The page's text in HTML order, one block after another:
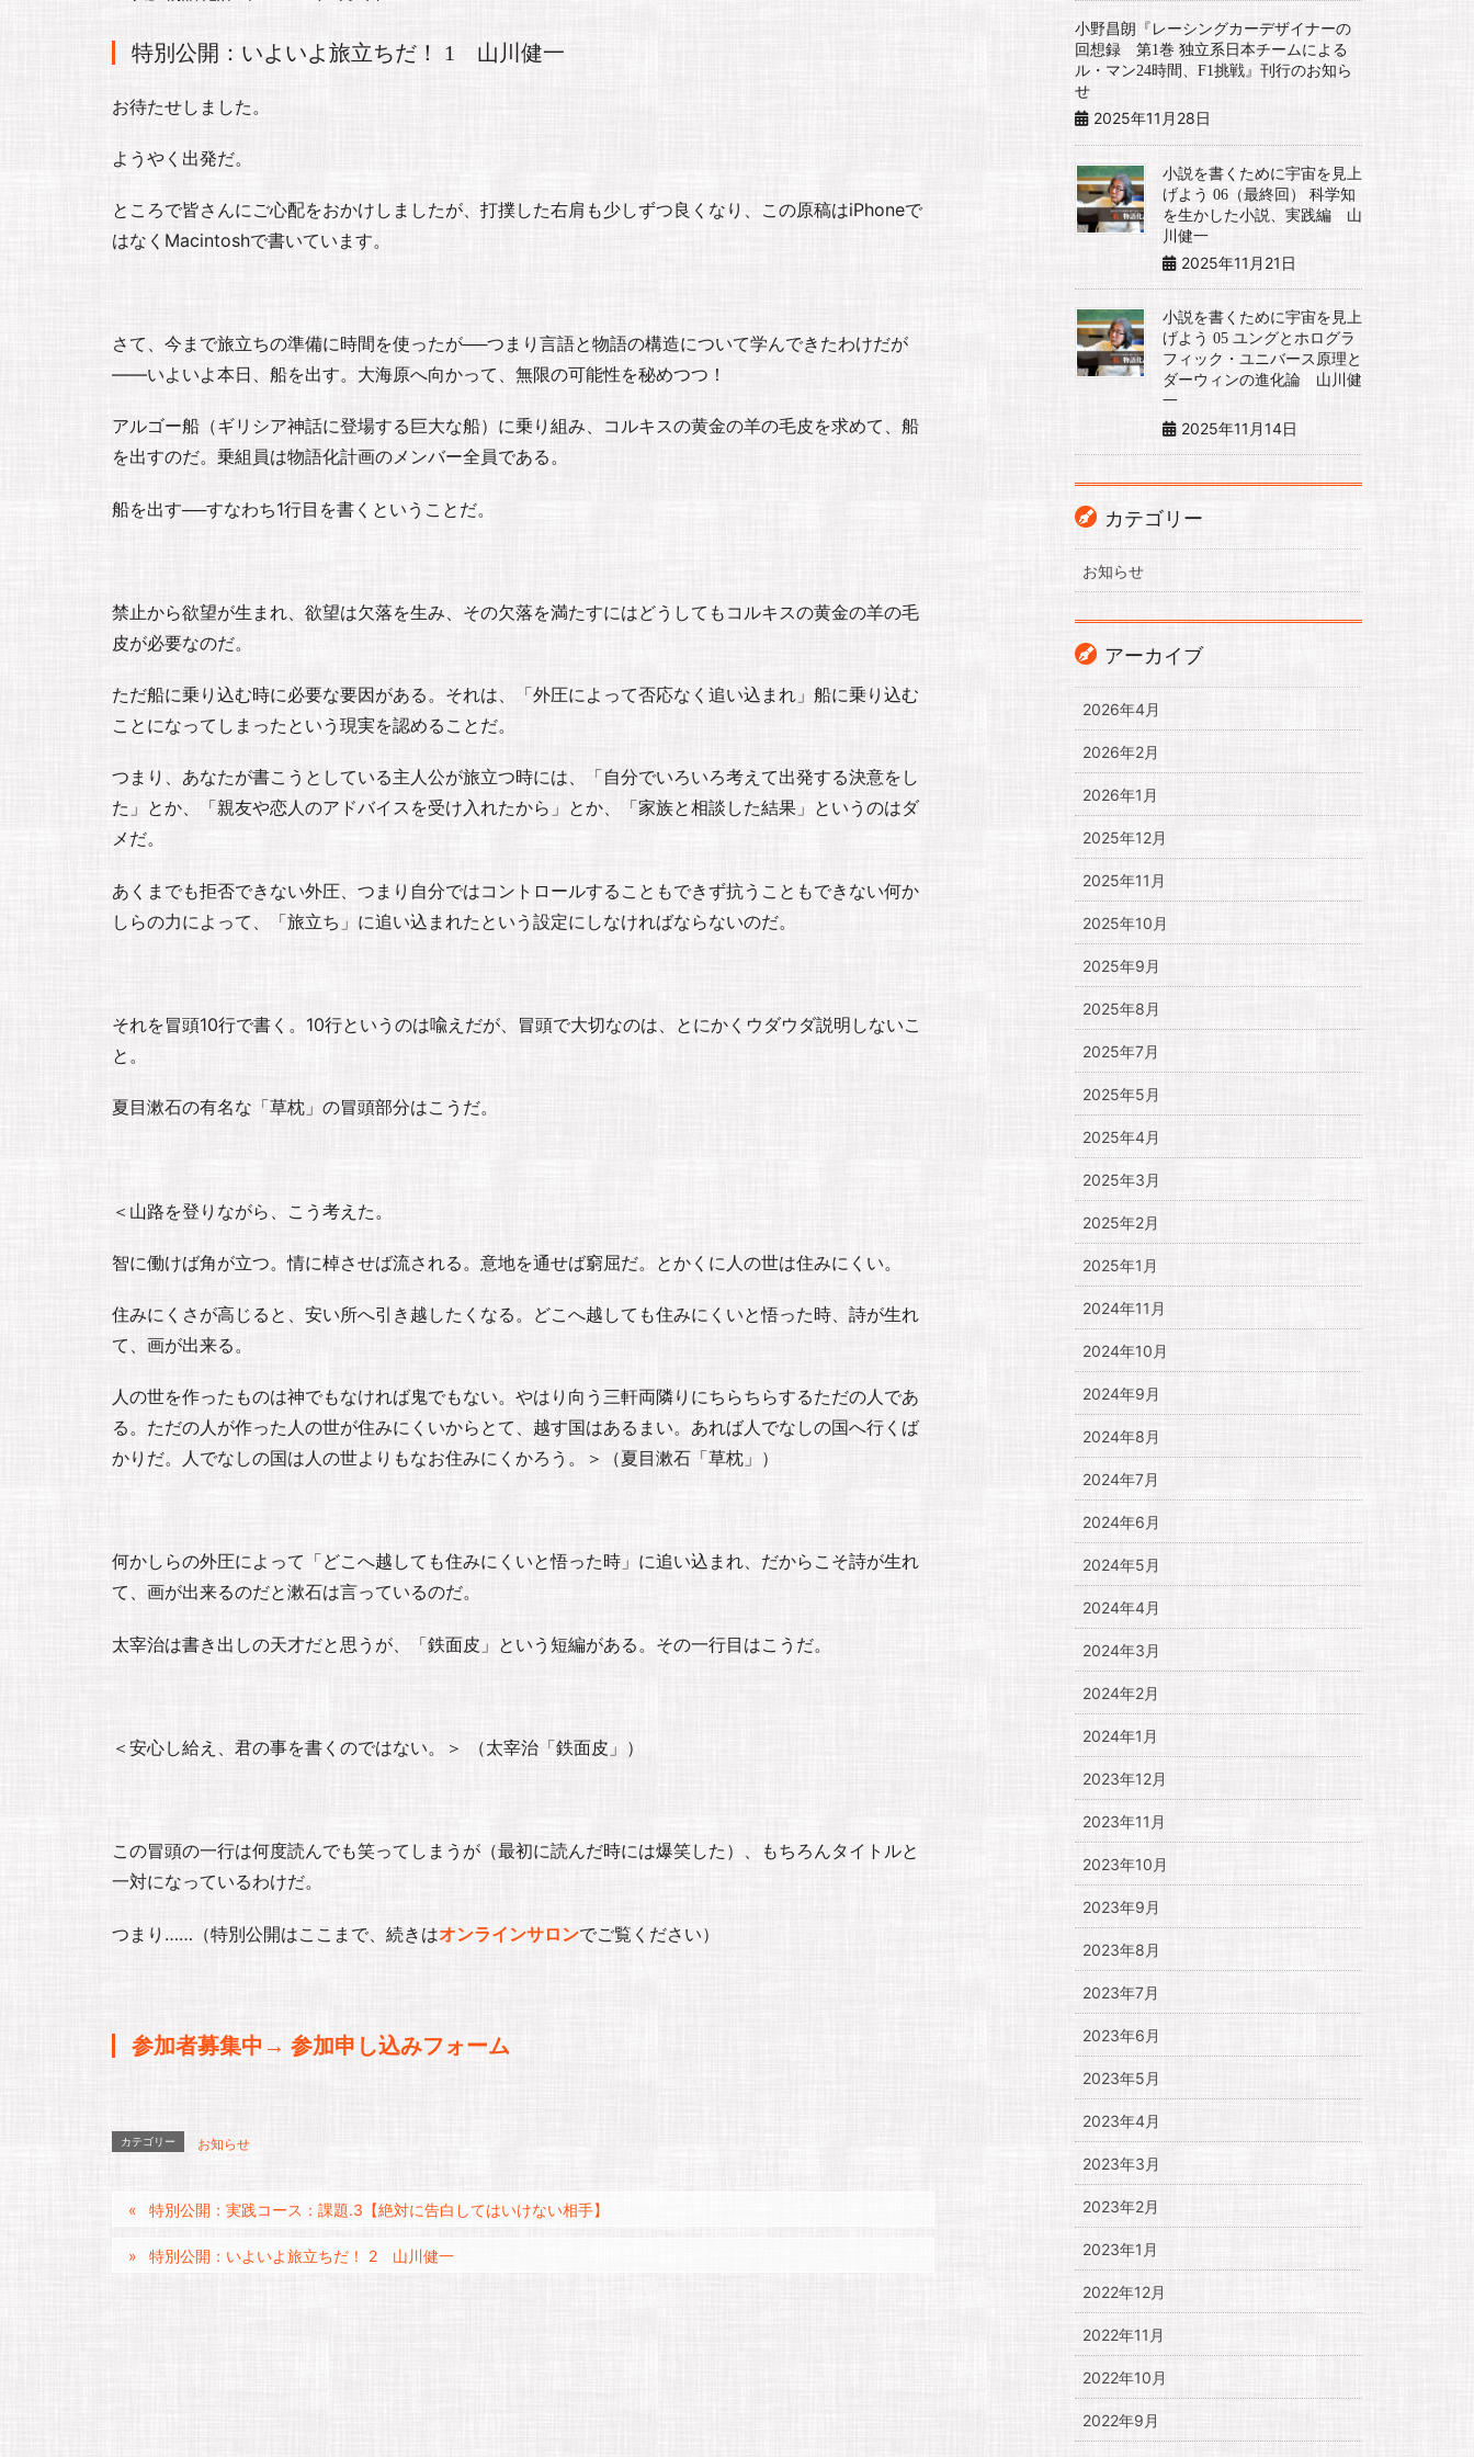
特別公開：いよいよ旅立ちだ！ 1 山川健一
お待たせしました。
ようやく出発だ。
ところで皆さんにご心配をおかけしましたが、打撲した右肩も少しずつ良くなり、この原稿はiPhoneで
はなくMacintoshで書いています。
さて、今まで旅立ちの準備に時間を使ったが──つまり言語と物語の構造について学んできたわけだが
――いよいよ本日、船を出す。大海原へ向かって、無限の可能性を秘めつつ！
アルゴー船（ギリシア神話に登場する巨大な船）に乗り組み、コルキスの黄金の羊の毛皮を求めて、船
を出すのだ。乗組員は物語化計画のメンバー全員である。
船を出す──すなわち1行目を書くということだ。
禁止から欲望が生まれ、欲望は欠落を生み、その欠落を満たすにはどうしてもコルキスの黄金の羊の毛
皮が必要なのだ。
ただ船に乗り込む時に必要な要因がある。それは、「外圧によって否応なく追い込まれ」船に乗り込む
ことになってしまったという現実を認めることだ。
つまり、あなたが書こうとしている主人公が旅立つ時には、「自分でいろいろ考えて出発する決意をし
た」とか、「親友や恋人のアドバイスを受け入れたから」とか、「家族と相談した結果」というのはダ
メだ。
あくまでも拒否できない外圧、つまり自分ではコントロールすることもできず抗うこともできない何か
しらの力によって、「旅立ち」に追い込まれたという設定にしなければならないのだ。
それを冒頭10行で書く。10行というのは喩えだが、冒頭で大切なのは、とにかくウダウダ説明しないこ
と。
夏目漱石の有名な「草枕」の冒頭部分はこうだ。
＜山路を登りながら、こう考えた。
智に働けば角が立つ。情に棹させば流される。意地を通せば窮屈だ。とかくに人の世は住みにくい。
住みにくさが高じると、安い所へ引き越したくなる。どこへ越しても住みにくいと悟った時、詩が生れ
て、画が出来る。
人の世を作ったものは神でもなければ鬼でもない。やはり向う三軒両隣りにちらちらするただの人であ
る。ただの人が作った人の世が住みにくいからとて、越す国はあるまい。あれば人でなしの国へ行くば
かりだ。人でなしの国は人の世よりもなお住みにくかろう。＞（夏目漱石「草枕」）
何かしらの外圧によって「どこへ越しても住みにくいと悟った時」に追い込まれ、だからこそ詩が生れ
て、画が出来るのだと漱石は言っているのだ。
太宰治は書き出しの天才だと思うが、「鉄面皮」という短編がある。その一行目はこうだ。
＜安心し給え、君の事を書くのではない。＞ （太宰治「鉄面皮」）
この冒頭の一行は何度読んでも笑ってしまうが（最初に読んだ時には爆笑した）、もちろんタイトルと
一対になっているわけだ。
つまり……（特別公開はここまで、続きはオンラインサロンでご覧ください）
参加者募集中→ 参加申し込みフォーム
カテゴリー お知らせ
特別公開：実践コース：課題.3【絶対に告白してはいけない相手】
特別公開：いよいよ旅立ちだ！ 2 山川健一
小野昌朗『レーシングカーデザイナーの
回想録 第1巻 独立系日本チームによる
ル・マン24時間、F1挑戦』刊行のお知ら
せ
2025年11月28日
小説を書くために宇宙を見上
げよう 06（最終回） 科学知
を生かした小説、実践編 山
川健一
2025年11月21日
小説を書くために宇宙を見上
げよう 05 ユングとホログラ
フィック・ユニバース原理と
ダーウィンの進化論 山川健
一
2025年11月14日
カテゴリー
お知らせ
アーカイブ
2026年4月
2026年2月
2026年1月
2025年12月
2025年11月
2025年10月
2025年9月
2025年8月
2025年7月
2025年5月
2025年4月
2025年3月
2025年2月
2025年1月
2024年11月
2024年10月
2024年9月
2024年8月
2024年7月
2024年6月
2024年5月
2024年4月
2024年3月
2024年2月
2024年1月
2023年12月
2023年11月
2023年10月
2023年9月
2023年8月
2023年7月
2023年6月
2023年5月
2023年4月
2023年3月
2023年2月
2023年1月
2022年12月
2022年11月
2022年10月
2022年9月